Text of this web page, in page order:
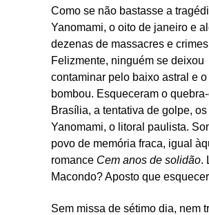
Como se não bastasse a
Yanomami, o oito de janeiro e
dezenas de massacres e
Felizmente, ninguém se deixou
contaminar pelo baixo astral e o
bombou. Esqueceram o
Brasília, a tentativa de golpe, os
Yanomami, o litoral paulista.
povo de memória fraca, igual
romance Cem anos de solidão.
Macondo? Aposto que
Sem missa de sétimo dia, nem